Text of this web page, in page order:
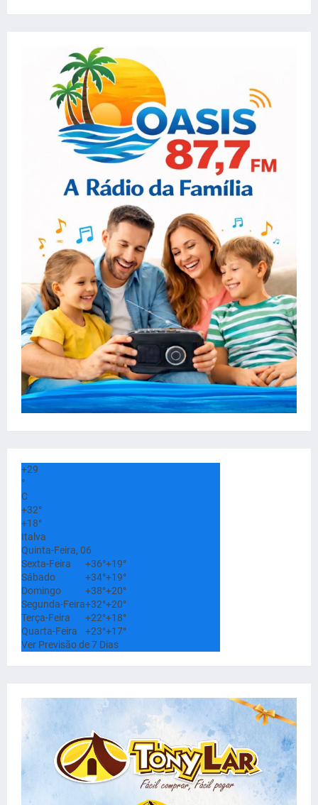
+29
°
C
+32°
+18°
Italva
Quinta-Feira, 06
Sexta-Feira
+36°+19°
Sábado
+34°+19°
Domingo
+38°+20°
Segunda-Feira+32°+20°
Terça-Feira
+22°+18°
Quarta-Feira
+23°+17°
Ver Previsão de 7 Dias